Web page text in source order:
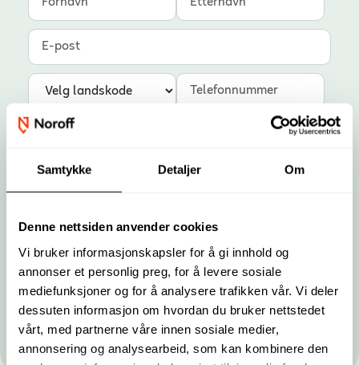
Samtykke Detaljer Om
Denne nettsiden anvender cookies
Vi bruker informasjonskapsler for å gi innhold og
annonser et personlig preg, for å levere sosiale
mediefunksjoner og for å analysere trafikken vår. Vi deler
dessuten informasjon om hvordan du bruker nettstedet
vårt, med partnerne våre innen sosiale medier,
annonsering og analysearbeid, som kan kombinere den
E-post
Landskode
Telefonnummer
Ved å klikke på 'Meld meg på nyhetsbrev', aksepterer du
personvern­erklæringenog at vi kan kontakte deg med
markedsføringsinnhold via telefon, e-post og SMS.